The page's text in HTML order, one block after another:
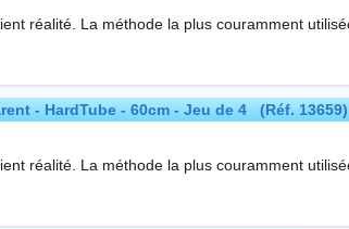
les systèmes de refroidissement
- HardTube - 60cm - Jeu de 4 (Réf. 13659)
les systèmes de refroidissement